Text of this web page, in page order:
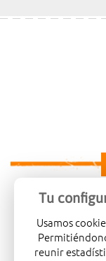
Carretera
Tu
Usamos
reunir